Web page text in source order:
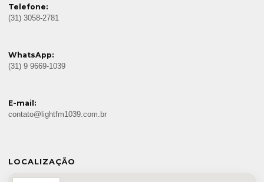
Telefone:
(31) 3058-2781
WhatsApp:
(31) 9 9669-1039
E-mail:
contato@lightfm1039.com.br
LOCALIZAÇÃO